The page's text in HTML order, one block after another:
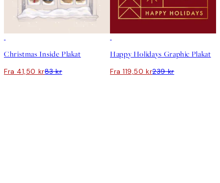
Christmas Inside Plakat
Fra 41,50 kr83 kr
Happy Holidays Graphic Plakat
Fra 119,50 kr239 kr